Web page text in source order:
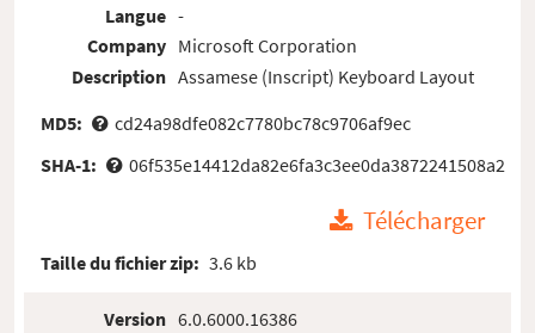
Langue
Company
Description
-
Microsoft Corporation
Assamese (Inscript) Keyboard Layout
MD5:
cd24a98dfe082c7780bc78c9706af9ec
SHA-1:
06f535e14412da82e6fa3c3ee0da3872241508a2
Télécharger
Taille du fichier zip: 3.6 kb
Version 6.0.6000.16386